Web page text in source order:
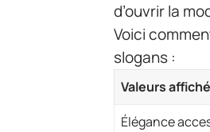
d’ouvrir la
Voici
slogans :
Valeurs
Élégance